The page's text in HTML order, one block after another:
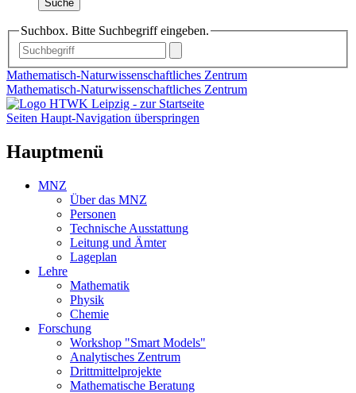
Suche
Suchbox. Bitte Suchbegriff eingeben.
Mathematisch-Naturwissenschaftliches Zentrum
Mathematisch-Naturwissenschaftliches Zentrum
Seiten Haupt-Navigation überspringen
Hauptmenü
MNZ
Über das MNZ
Personen
Technische Ausstattung
Leitung und Ämter
Lageplan
Lehre
Mathematik
Physik
Chemie
Forschung
Workshop "Smart Models"
Analytisches Zentrum
Drittmittelprojekte
Mathematische Beratung